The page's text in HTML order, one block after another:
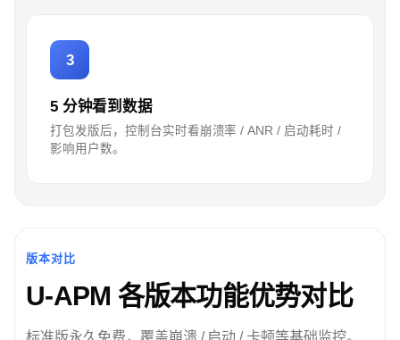
3
5 分钟看到数据
打包发版后，控制台实时看崩溃率 / ANR / 启动耗时 /
影响用户数。
版本对比
U-APM 各版本功能优势对比
标准版永久免费，覆盖崩溃 / 启动 / 卡顿等基础监控。